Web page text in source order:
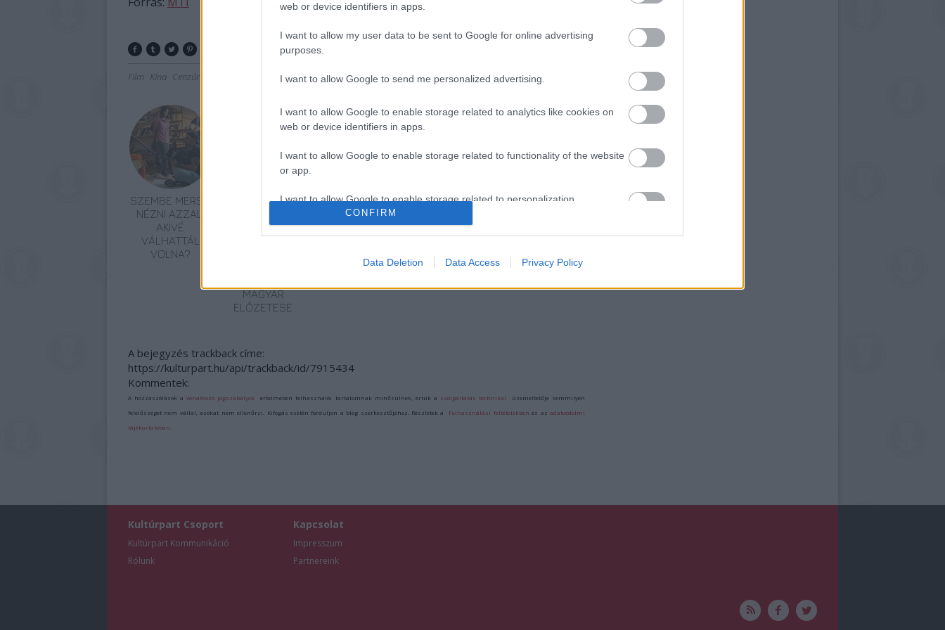
web or device identifiers in apps.
I want to allow my user data to be sent to Google for online advertising
purposes.
I want to allow Google to send me personalized advertising.
I want to allow Google to enable storage related to analytics like cookies on
web or device identifiers in apps.
I want to allow Google to enable storage related to functionality of the website
or app.
I want to allow Google to enable storage related to personalization.
CONFIRM
Data Deletion Data Access Privacy Policy
Film Kína Cenzúra
SZEMBE MERSZ
NÉZNI AZZAL,
AKIVÉ
VÁLHATTÁL
VOLNA?
TERMÉSZETFELETTI
ELFELEDETT
TITKOK: ITT A
MAGYAR
ELŐZETESE
SZÁGULDÁS,
SÁRKÁNYOK,
ROSSZFIÚK – A
NYÁR 10
MOZIJA
ŐRÜLT NAP,
A RANDOM!
AZ ÉV EGYIK
TAROLT A
A bejegyzés trackback címe:
https://kulturpart.hu/api/trackback/id/7915434
Kommentek:
A hozzászólások avonatkozó jogszabályok értelmében felhasználói tartalomnak minősülnek, értük a szolgáltatás technikai üzemeltetője semmilyen
felelősséget nem vállal, azokat nem ellenőrzi. Kifogás esetén forduljon a blog szerkesztőjéhez. Részletek a Felhasználási feltételekben és azadatvédelmi
tájékoztatóban
Kultúrpart Csoport
Kultúrpart Kommunikáció
Rólunk
Kapcsolat
Impresszum
Partnereink